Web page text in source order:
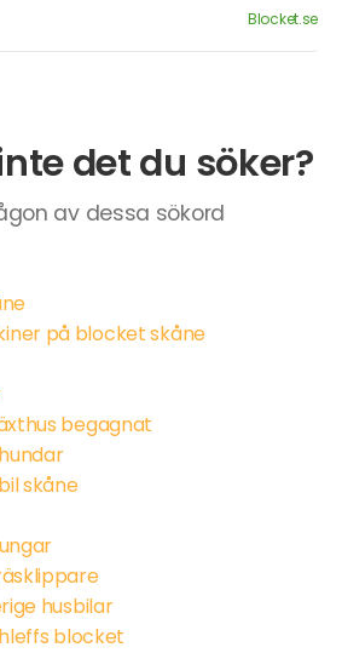
Blocket.se
det du söker?
av dessa sökord
på blocket skåne
begagnat
skåne
husbilar
blocket